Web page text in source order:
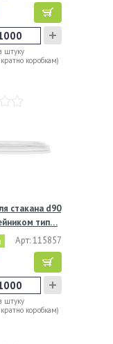
штуку
коробкам)
стакана d90
тип…
Арт: 115857
штуку
коробкам)